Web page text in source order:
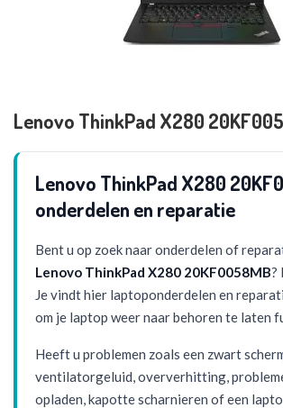
Lenovo ThinkPad X280
Lenovo ThinkPad X280
onderdelen en reparatie
Bent u op zoek naar onderdelen of
Lenovo ThinkPad X280 20KF0058MB?
Je vindt hier laptoponderdelen en
om je laptop weer naar behoren te laten
Heeft u problemen zoals een zwart
ventilatorgeluid, oververhitting,
opladen, kapotte scharnieren of een